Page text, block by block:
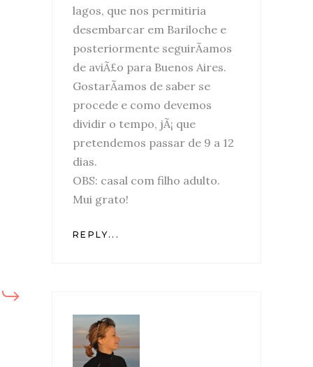
lagos, que nos permitiria
desembarcar em Bariloche e
posteriormente seguirÃ­amos
de aviÃ£o para Buenos Aires.
GostarÃ­amos de saber se
procede e como devemos
dividir o tempo, jÃ¡ que
pretendemos passar de 9 a 12
dias.
OBS: casal com filho adulto.
Mui grato!
REPLY...